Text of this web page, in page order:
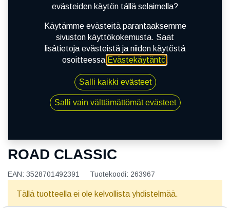
120/90R18 65V MICHELIN ROAD CLASSIC
ROAD CLASSIC
EAN: 3528701492391 Tuotekoodi: 263967
Tällä tuotteella ei ole kelvollista yhdistelmää.
evästeiden käytön tällä selaimella?
Käytämme evästeitä parantaaksemme
sivuston käyttökokemusta. Saat
lisätietoja evästeistä ja niiden käytöstä
osoitteessa Evästekäytäntö.
Salli kaikki evästeet
Salli vain välttämättömät evästeet